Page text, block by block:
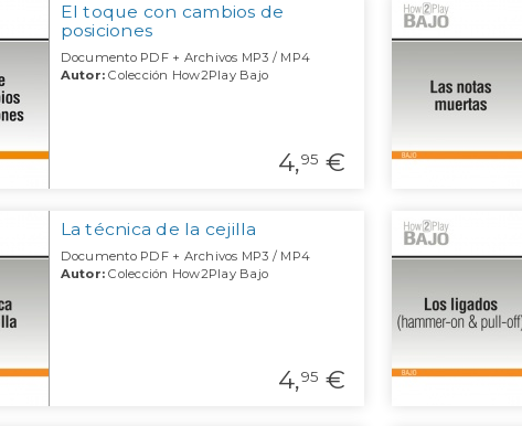
El toque con cambios de
posiciones
Documento PDF + Archivos MP3 / MP4
Autor: Colección How2Play Bajo
4,95 €
La técnica de la cejilla
Documento PDF + Archivos MP3 / MP4
Autor: Colección How2Play Bajo
4,95 €